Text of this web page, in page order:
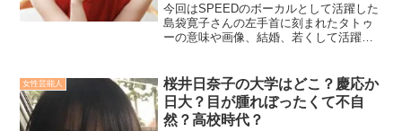
今回はSPEEDのボーカルとして活躍した
島袋寛子さんの左手首に刻まれたタトゥ
ーの意味や画像、結婚、若くして活躍し
んかなど島袋寛子さんの私生活を調べて
いきますよ。
女性芸能人
桜井日奈子の大学はどこ？慶応か
日大？目が腫れぼったくて不自
然？高校時代？